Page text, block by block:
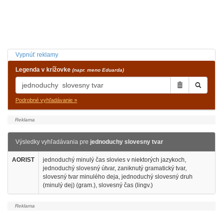
Vypnúť reklamy
Legenda v krížovke (napr. meno Eduarda)
Podrobné vyhľadávanie »
Výsledky vyhľadávania pre jednoduchy slovesny tvar
AORIST
jednoduchý minulý čas slovies v niektorých jazykoch,
jednoduchý slovesný útvar, zaniknutý gramatický tvar,
slovesný tvar minulého deja, jednoduchý slovesný druh
(minulý dej) (gram.), slovesný čas (lingv.)